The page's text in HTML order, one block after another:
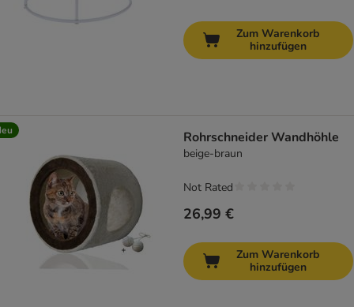
Zum Warenkorb
hinzufügen
Rohrschneider Wandhöhle
beige-braun
26,99 €
Not Rated
Zum Warenkorb
hinzufügen